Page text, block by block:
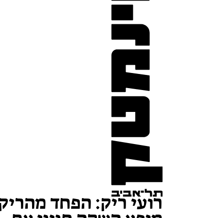
רועי ריק: הפחד